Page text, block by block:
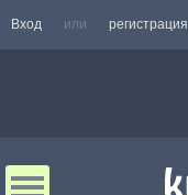
Вход или регистрация